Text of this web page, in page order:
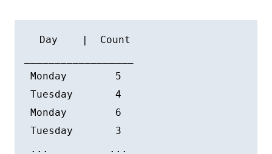
  Day    |  Count
Monday        5
Tuesday       4
Monday        6
Tuesday       3